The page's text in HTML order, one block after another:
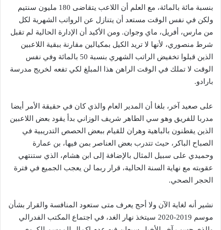
بنسبة مائة بالمائة، مع العلم أن اللاعب يتقاضى 180 مليون سنتيم
ولكن في نفس الوقت مستعد أن يتنازل عن الرواتب الشهرية لكل
من مارس، أفريل، ماي وجوان. ومن الأكيد أن الإدارة الحالية لم تقبل
شرط منصوري، لأنها لا تريد الكيل بمكيالين مقارنة ببقية اللاعبين
الذين قبلوا تخفيض الراتب الشهري بنسبة 50 بالمائة وفي نفس
الوقت لا تملك في الوقت الراهن هذا المبلغ لكي تفعه لخريج مدرسة
بارادو.
على صعيد آخر، بلغا أن المدير العام والذي كان في حقيقة الأمر أيضا
مدربا للفريق وهو سي الطاهر شريف الوزاني بدأ يقود بعض اللاعبين
الذين يقطنون بالباهية وهران للقيام ببعض الحصص التدريبية في
الصباح الباكر، حيث تتدرب بعض العناصر بمن فيها، بن عمارة
وحميدي على سبيل المثال بالإضافة إلى ابن هشام، الذي ستنتهي
عقوبته مع نهاية السنة الحالية، قرار ربما لن يعجب الجميع في فترة
الحجر الصحي.
نشير أنه لغاية الآن ولا أحج يعرف متى ستعود المنافسة والقرار بشأن
موسم 2019-2020 سيتخذ نهار الغد، في اجتماع المكتب الفدرالي